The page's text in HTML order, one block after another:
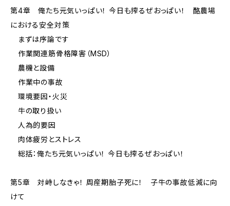
第4章 俺たち元気いっぱい！ 今日も搾るぜおっぱい！ 酪農場
における安全対策
まずは序論です
作業関連筋骨格障害（MSD）
農機と設備
作業中の事故
環境要因・火災
牛の取り扱い
人為的要因
肉体疲労とストレス
総括：俺たち元気いっぱい！ 今日も搾るぜおっぱい！
第5章 対峙しなきゃ！ 周産期胎子死に！ 子牛の事故低減に向
けて